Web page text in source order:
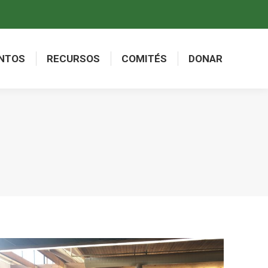
RECURSOS COMITÉS DONAR